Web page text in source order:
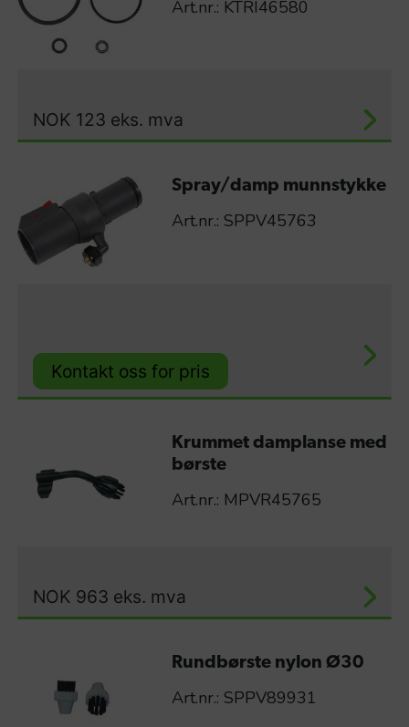
Art.nr.: KTRI46580
NOK 123 eks. mva
Spray/damp munnstykke
Art.nr.: SPPV45763
Kontakt oss for pris
Krummet damplanse med
børste
Art.nr.: MPVR45765
NOK 963 eks. mva
Rundbørste nylon Ø30
Art.nr.: SPPV89931